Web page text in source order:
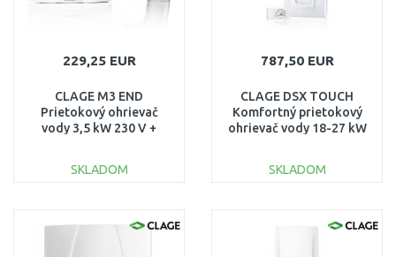
229,25 EUR
CLAGE M3 END
Prietokový ohrievač
vody 3,5 kW 230 V +
SKLADOM
787,50 EUR
CLAGE DSX TOUCH
Komfortný prietokový
ohrievač vody 18-27 kW
SKLADOM